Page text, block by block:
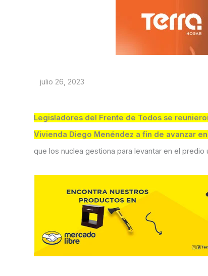
julio 26, 2023
Legisladores del Frente de Todos se
Vivienda Diego Menéndez a fin de avanzar
que los nuclea gestiona para levantar en el